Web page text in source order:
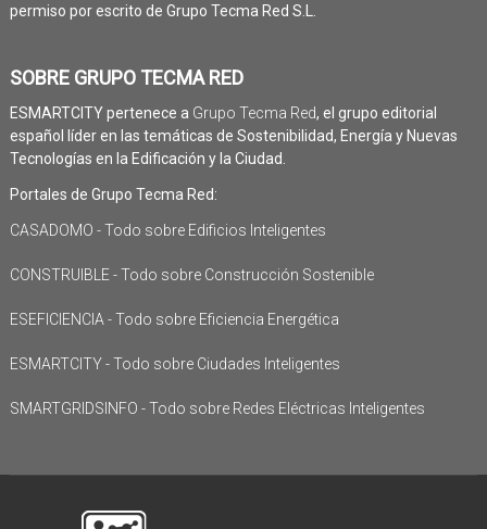
permiso por escrito de Grupo Tecma Red S.L.
SOBRE GRUPO TECMA RED
ESMARTCITY pertenece a Grupo Tecma Red, el grupo editorial
español líder en las temáticas de Sostenibilidad, Energía y Nuevas
Tecnologías en la Edificación y la Ciudad.
Portales de Grupo Tecma Red:
CASADOMO - Todo sobre Edificios Inteligentes
CONSTRUIBLE - Todo sobre Construcción Sostenible
ESEFICIENCIA - Todo sobre Eficiencia Energética
ESMARTCITY - Todo sobre Ciudades Inteligentes
SMARTGRIDSINFO - Todo sobre Redes Eléctricas Inteligentes